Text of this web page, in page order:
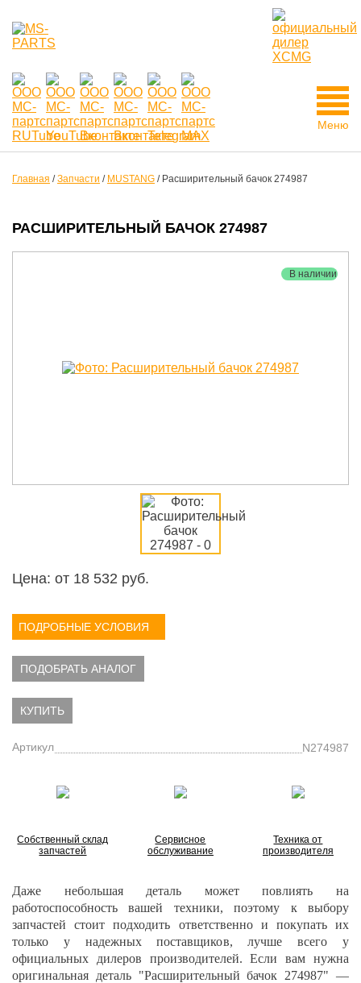
Меню
Главная /Запчасти / MUSTANG / Расширительный бачок 274987
РАСШИРИТЕЛЬНЫЙ БАЧОК 274987
В наличии
Цена: от 18 532 руб.
ПОДРОБНЫЕ УСЛОВИЯ
ПОДОБРАТЬ АНАЛОГ
КУПИТЬ
Артикул N274987
Собственный склад
запчастей
Сервисное
обслуживание
Техника от
производителя
Даже небольшая деталь может повлиять на
работоспособность вашей техники, поэтому к выбору
запчастей стоит подходить ответственно и покупать их
только у надежных поставщиков, лучше всего у
официальных дилеров производителей. Если вам нужна
оригинальная деталь "Расширительный бачок 274987" —